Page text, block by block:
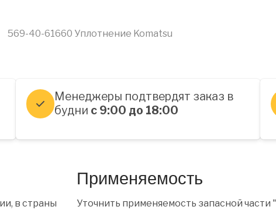
569-40-61660 Уплотнение Komatsu
Менеджеры подтвердят заказ в
будни с 9:00 до 18:00
в страны
Применяемость
Уточнить применяемость запасной